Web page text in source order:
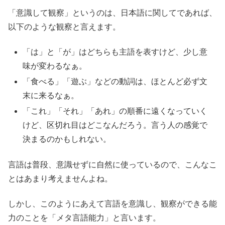
「意識して観察」というのは、日本語に関してであれば、
以下のような観察と言えます。
「は」と「が」はどちらも主語を表すけど、少し意
味が変わるなぁ。
「食べる」「遊ぶ」などの動詞は、ほとんど必ず文
末に来るなぁ。
「これ」「それ」「あれ」の順番に遠くなっていく
けど、区切れ目はどこなんだろう。言う人の感覚で
決まるのかもしれない。
言語は普段、意識せずに自然に使っているので、こんなこ
とはあまり考えませんよね。
しかし、このようにあえて言語を意識し、観察ができる能
力のことを「メタ言語能力」と言います。